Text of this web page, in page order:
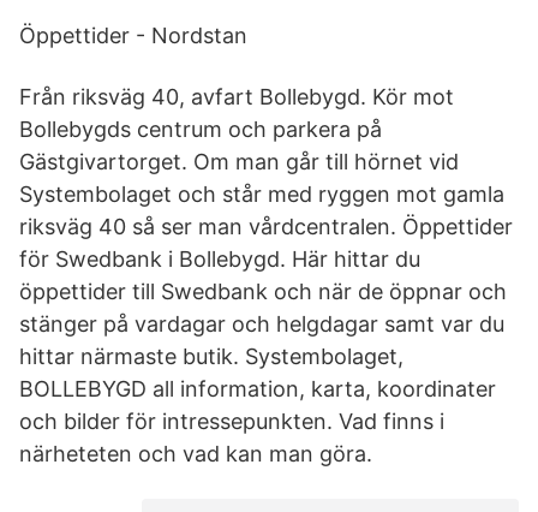
Öppettider - Nordstan
Från riksväg 40, avfart Bollebygd. Kör mot
Bollebygds centrum och parkera på
Gästgivartorget. Om man går till hörnet vid
Systembolaget och står med ryggen mot gamla
riksväg 40 så ser man vårdcentralen. Öppettider
för Swedbank i Bollebygd. Här hittar du
öppettider till Swedbank och när de öppnar och
stänger på vardagar och helgdagar samt var du
hittar närmaste butik. Systembolaget,
BOLLEBYGD all information, karta, koordinater
och bilder för intressepunkten. Vad finns i
närheteten och vad kan man göra.